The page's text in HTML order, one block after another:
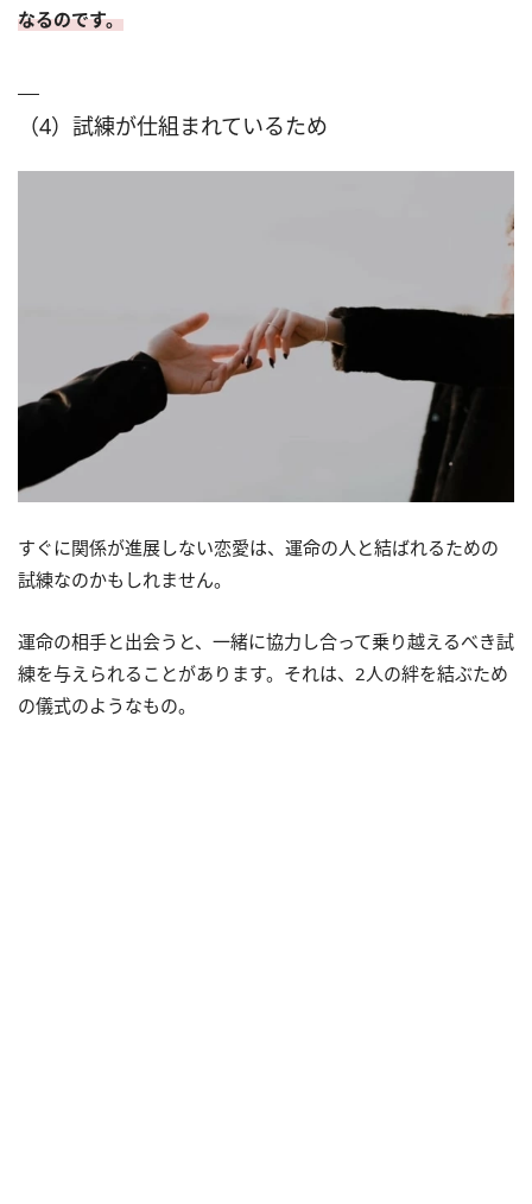
なるのです。
（4）試練が仕組まれているため
すぐに関係が進展しない恋愛は、運命の人と結ばれるための
試練なのかもしれません。
運命の相手と出会うと、一緒に協力し合って乗り越えるべき試
練を与えられることがあります。それは、2人の絆を結ぶため
の儀式のようなもの。